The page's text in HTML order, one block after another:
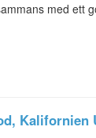
med ett
Kalifornien